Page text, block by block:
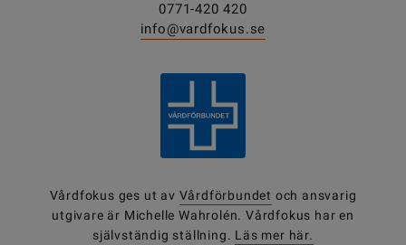
0771-420 420
info@vardfokus.se
Vårdfokus ges ut av Vårdförbundet och ansvarig
utgivare är Michelle Wahrolén. Vårdfokus har en
självständig ställning. Läs mer här.